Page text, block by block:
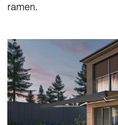
ramen.